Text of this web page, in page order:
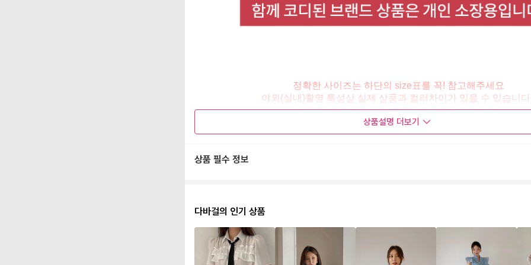
정확한 사이즈는 하단의 size표를 꼭! 참고해주세요
야외(실내)촬영 특성상 실제 상품과 컬러차이가 있을 수 있습니
정확한 컬러는 하단의 디테일컷을 참고해주세요.
상품설명 더보기
상품 필수 정보
다바걸의 인기 상품